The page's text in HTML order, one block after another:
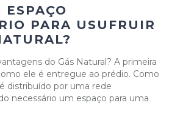
PARA USUFRUIR
do Gás Natural? A primeira
ele é entregue ao prédio. Como
distribuído por uma rede
necessário um espaço para uma